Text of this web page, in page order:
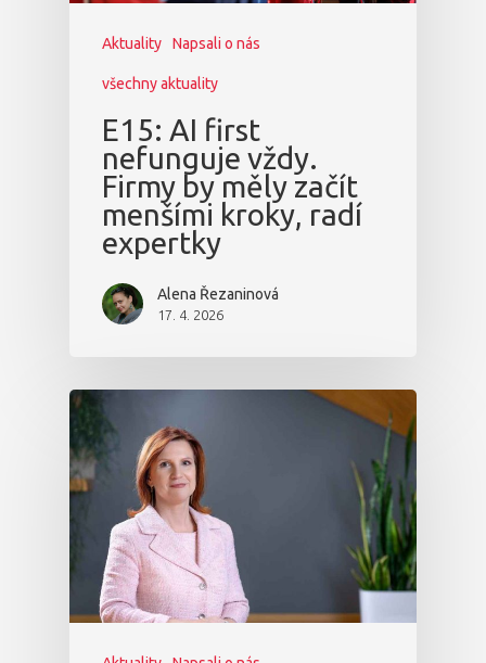
Aktuality Napsali o nás
všechny aktuality
E15: AI first
nefunguje vždy.
Firmy by měly začít
menšími kroky, radí
expertky
Alena Řezaninová
17. 4. 2026